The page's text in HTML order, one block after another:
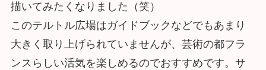
描いてみたくなりました（笑）
このテルトル広場はガイドブックなどでもあまり
大きく取り上げられていませんが、芸術の都フラ
ンスらしい活気を楽しめるのでおすすめです。サ